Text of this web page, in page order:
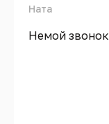
Ната
Немой звонок